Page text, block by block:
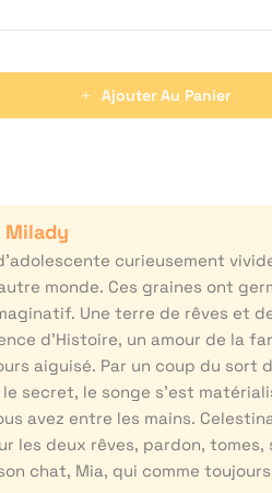
Ajouter Au Panier
Milady
curieusement
monde. Ces graines ont
Une terre de rêves et
d’Histoire, un amour de la
aiguisé. Par un coup du sort
secret, le songe s’est
avez entre les mains.
les deux rêves, pardon, tomes,
chat, Mia, qui comme